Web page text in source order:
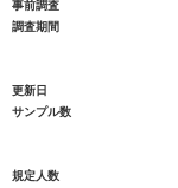
事前調査
調査期間
更新日
サンプル数
規定人数